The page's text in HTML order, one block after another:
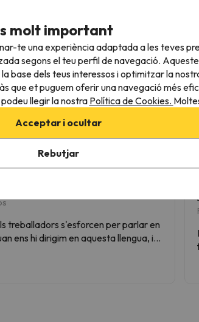
totes les estacions d'esquí
treballadors s'esforcen per parlar en
ens hi dirigim en aquesta llengua, i
molt important
te una experiència adaptada a les teves
segons el teu perfil de navegació.
base dels teus interessos i optimitzar la
que et puguem oferir una navegació més
llegir la nostra Política de Cookies.
Acceptar i ocultar
Rebutjar